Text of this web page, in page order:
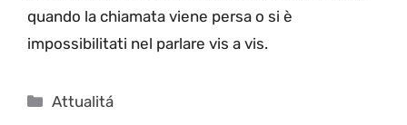
quando la chiamata viene persa o si è
impossibilitati nel parlare vis a vis.
Categorie
Attualitá